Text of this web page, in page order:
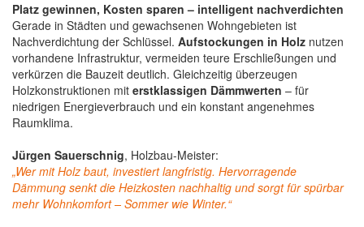
Platz gewinnen, Kosten sparen – intelligent nachverdichten
Gerade in Städten und gewachsenen Wohngebieten ist
Nachverdichtung der Schlüssel. Aufstockungen in Holz nutzen
vorhandene Infrastruktur, vermeiden teure Erschließungen und
verkürzen die Bauzeit deutlich. Gleichzeitig überzeugen
Holzkonstruktionen mit erstklassigen Dämmwerten – für
niedrigen Energieverbrauch und ein konstant angenehmes
Raumklima.
Jürgen Sauerschnig, Holzbau-Meister:
„Wer mit Holz baut, investiert langfristig. Hervorragende
Dämmung senkt die Heizkosten nachhaltig und sorgt für spürbar
mehr Wohnkomfort – Sommer wie Winter.“